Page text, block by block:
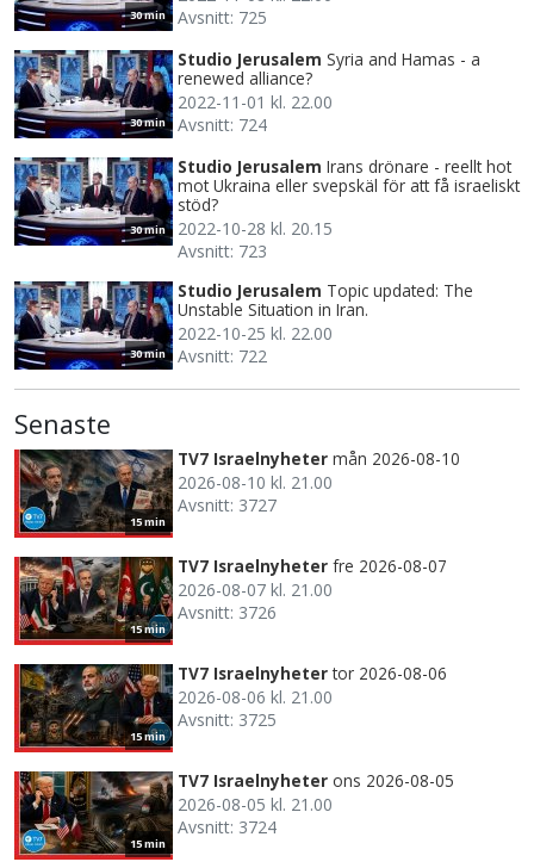
30 min
Avsnitt: 725
30 min
Studio Jerusalem Syria and Hamas - a
renewed alliance?
2022-11-01 kl. 22.00
Avsnitt: 724
30 min
Studio Jerusalem Irans drönare - reellt hot
mot Ukraina eller svepskäl för att få israeliskt
stöd?
2022-10-28 kl. 20.15
Avsnitt: 723
30 min
Studio Jerusalem Topic updated: The
Unstable Situation in Iran.
2022-10-25 kl. 22.00
Avsnitt: 722
Senaste
15 min
TV7 Israelnyheter mån 2026-08-10
2026-08-10 kl. 21.00
Avsnitt: 3727
15 min
TV7 Israelnyheter fre 2026-08-07
2026-08-07 kl. 21.00
Avsnitt: 3726
15 min
TV7 Israelnyheter tor 2026-08-06
2026-08-06 kl. 21.00
Avsnitt: 3725
15 min
TV7 Israelnyheter ons 2026-08-05
2026-08-05 kl. 21.00
Avsnitt: 3724